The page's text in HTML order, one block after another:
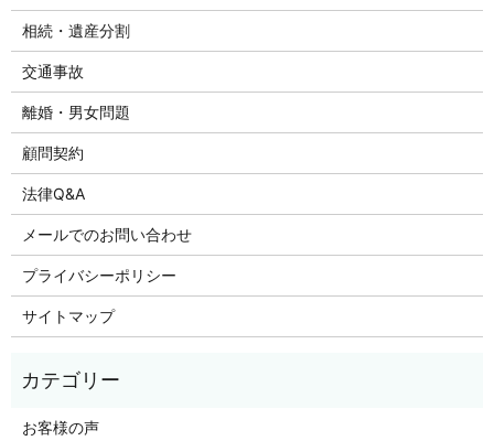
相続・遺産分割
交通事故
離婚・男女問題
顧問契約
法律Q&A
メールでのお問い合わせ
プライバシーポリシー
サイトマップ
お客様の声